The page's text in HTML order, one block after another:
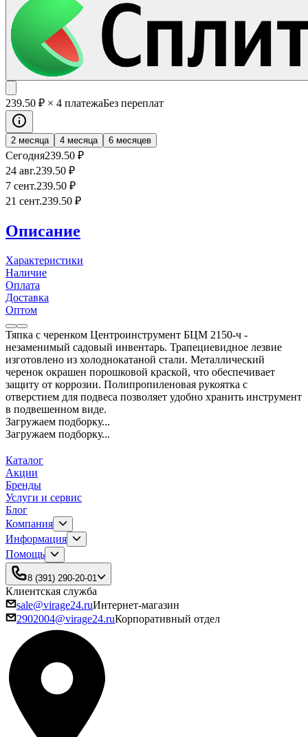
239.50 ₽ × 4 платежаБез переплат
2 месяца 4 месяца 6 месяцев
Сегодня239.50 ₽
24 авг.239.50 ₽
7 сент.239.50 ₽
21 сент.239.50 ₽
Описание
Характеристики
Наличие
Оплата
Доставка
Оптом
Тяпка с черенком Центроинструмент БЦМ 2150-ч -
незаменимый садовый инвентарь. Трапециевидное лезвие
изготовлено из холоднокатаной стали. Металлический
черенок окрашен порошковой краской, что обеспечивает
защиту от коррозии. Полипропиленовая рукоятка с
отверстием для подвеса позволяет удобно хранить инструмент
в подвешенном виде.
Загружаем подборку...
Загружаем подборку...
Каталог
Акции
Бренды
Услуги и сервис
Блог
Компания
Информация
Помощь
8 (391) 290-20-01
Клиентская служба
sale@virage24.ruИнтернет-магазин
2902004@virage24.ruКорпоративный отдел